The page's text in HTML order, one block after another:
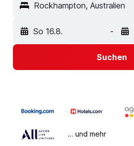
Rockhampton, Australien
So 16.8. -
Suchen
… und mehr